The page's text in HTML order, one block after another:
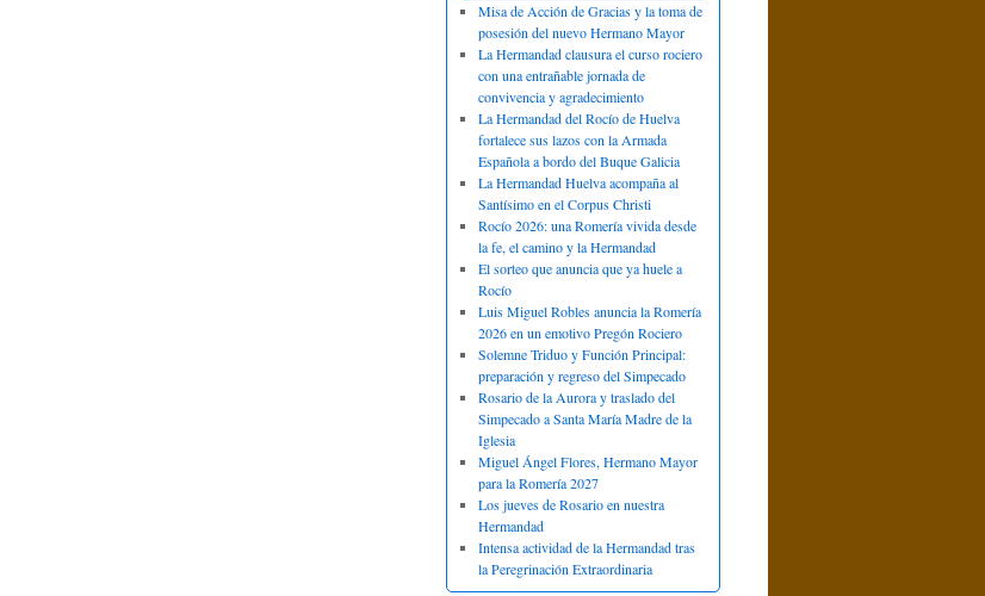
Misa de Acción de Gracias y la toma de
posesión del nuevo Hermano Mayor
La Hermandad clausura el curso rociero
con una entrañable jornada de
convivencia y agradecimiento
La Hermandad del Rocío de Huelva
fortalece sus lazos con la Armada
Española a bordo del Buque Galicia
La Hermandad Huelva acompaña al
Santísimo en el Corpus Christi
Rocío 2026: una Romería vivida desde
la fe, el camino y la Hermandad
El sorteo que anuncia que ya huele a
Rocío
Luis Miguel Robles anuncia la Romería
2026 en un emotivo Pregón Rociero
Solemne Triduo y Función Principal:
preparación y regreso del Simpecado
Rosario de la Aurora y traslado del
Simpecado a Santa María Madre de la
Iglesia
Miguel Ángel Flores, Hermano Mayor
para la Romería 2027
Los jueves de Rosario en nuestra
Hermandad
Intensa actividad de la Hermandad tras
la Peregrinación Extraordinaria